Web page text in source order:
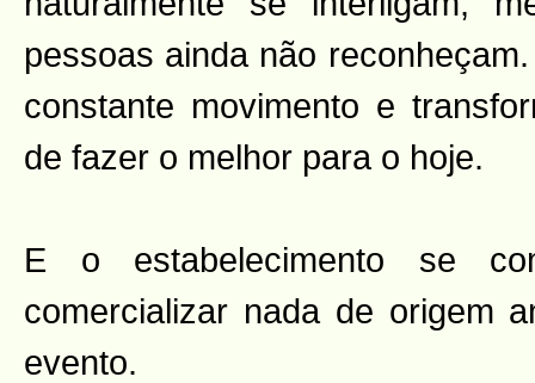
pessoas ainda não
constante movimento e
de fazer o melhor para o hoje.
E o estabelecimento se
comercializar nada de origem
evento.